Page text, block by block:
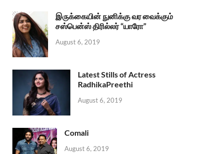
இருக்கையின் நுனிக்கு வர வைக்கும்
சஸ்பென்ஸ் திரில்லர் “யாரோ”
August 6, 2019
Latest Stills of Actress
RadhikaPreethi
August 6, 2019
Comali
August 6, 2019